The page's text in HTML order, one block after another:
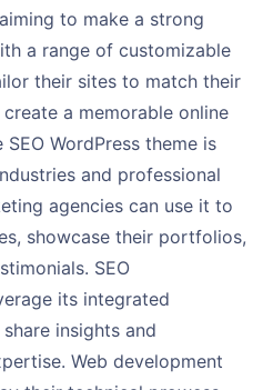
to make a strong
a range of customizable
their sites to match their
a memorable online
WordPress theme is
and professional
agencies can use it to
showcase their portfolios,
SEO
its integrated
insights and
Web development